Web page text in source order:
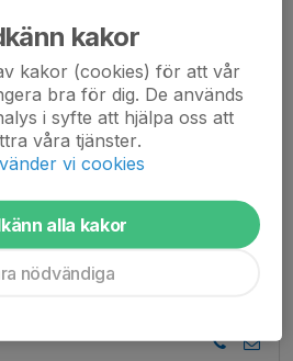
kakor
kakor (cookies) för att vår
bra för dig. De används
i syfte att hjälpa oss att
våra tjänster.
vi cookies
alla kakor
nödvändiga